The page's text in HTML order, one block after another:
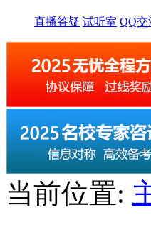
直播答疑 试听室 QQ交
当前位置: